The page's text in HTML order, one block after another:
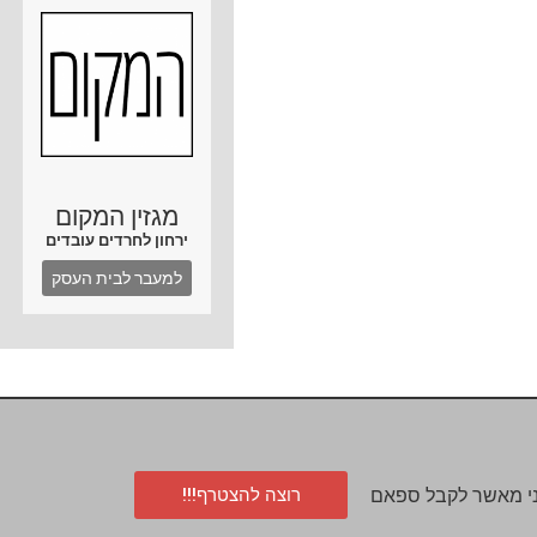
מגזין המקום
ירחון לחרדים עובדים
למעבר לבית העסק
מאשר לקבל ספאם רוצה להצטרף!!!